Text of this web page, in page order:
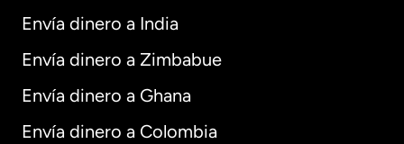
Envía dinero a India
Envía dinero a Zimbabue
Envía dinero a Ghana
Envía dinero a Colombia